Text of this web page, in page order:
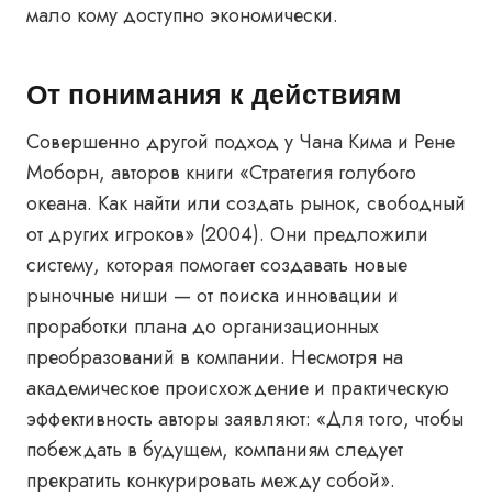
мало кому доступно экономически.
От понимания к действиям
Совершенно другой подход у Чана Кима и Рене
Моборн, авторов книги «Стратегия голубого
океана. Как найти или создать рынок, свободный
от других игроков» (2004). Они предложили
систему, которая помогает создавать новые
рыночные ниши — от поиска инновации и
проработки плана до организационных
преобразований в компании. Несмотря на
академическое происхождение и практическую
эффективность авторы заявляют: «Для того, чтобы
побеждать в будущем, компаниям следует
прекратить конкурировать между собой».